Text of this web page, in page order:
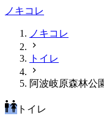
ノキコレ
ノキコレ
トイレ
阿波岐原森林公
トイレ